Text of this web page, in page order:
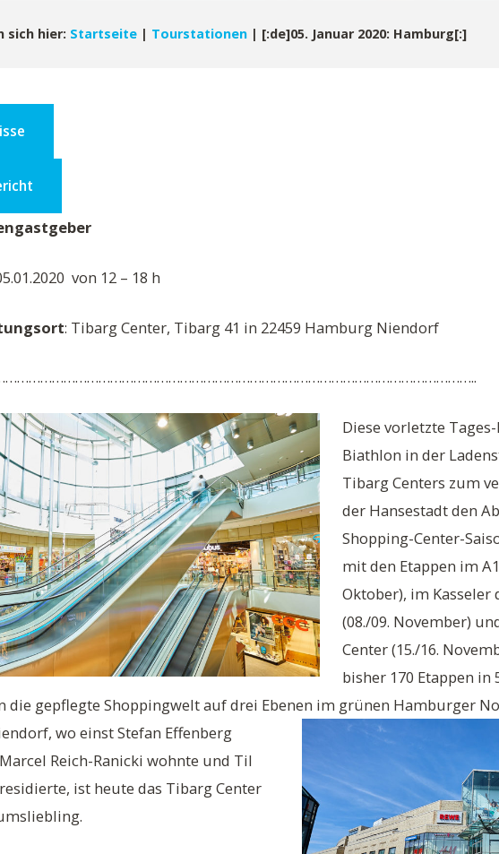
sich hier: Startseite | Tourstationen | [:de]05. Januar 2020: Hamburg[:]
von 12 – 18 h
: Tibarg Center, Tibarg 41 in 22459 Hamburg Niendorf
Diese vorletzte
Biathlon in der
Tibarg Centers zum
der Hansestadt den
Shopping-Center-
mit den Etappen im
Oktober), im
(08./09. November)
Center (15./16.
bisher 170 Etappen
die gepflegte Shoppingwelt auf drei Ebenen im grünen Hamburger
wo einst Stefan Effenberg
Reich-Ranicki wohnte und Til
ist heute das Tibarg Center